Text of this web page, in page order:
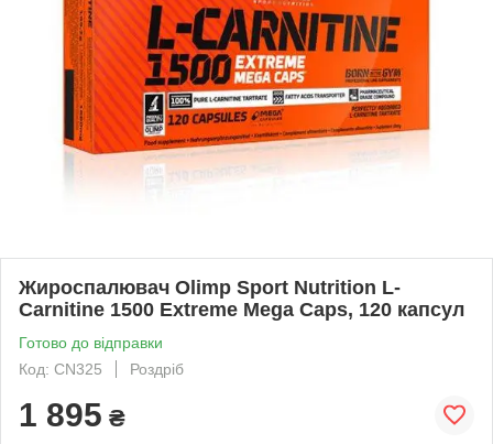
Жироспалювач Olimp Sport Nutrition L-
Carnitine 1500 Extreme Mega Caps, 120 капсул
Готово до відправки
Код: CN325
Роздріб
1 895 ₴